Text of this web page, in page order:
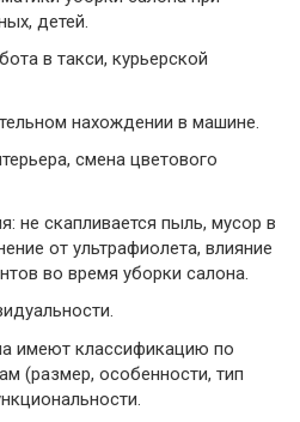
детей.
в такси, курьерской
нахождении в машине.
смена цветового
не скапливается пыль, мусор в
от ультрафиолета, влияние
во время уборки салона.
имеют классификацию по
(размер, особенности, тип